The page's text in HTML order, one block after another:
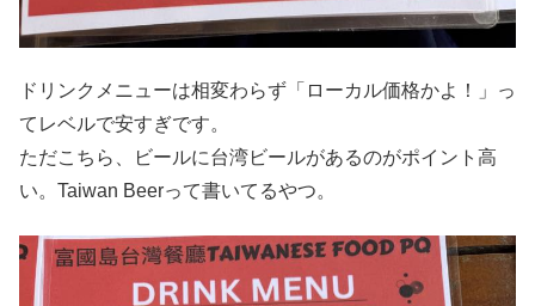
ドリンクメニューは相変わらず「ローカル価格かよ！」っ
てレベルで安すぎです。
ただこちら、ビールに台湾ビールがあるのがポイント高
い。Taiwan Beerって書いてるやつ。